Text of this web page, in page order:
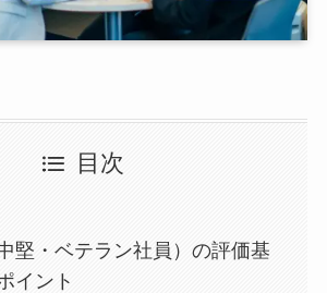
目次
堅・ベテラン社員）の評価基
イント